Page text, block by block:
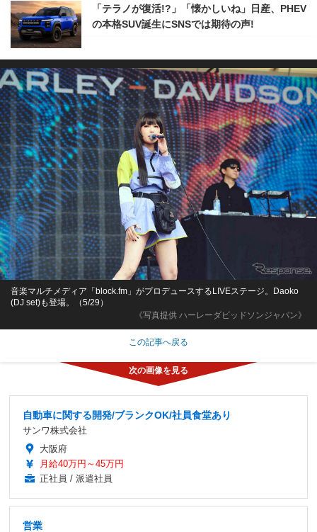
「テラノが復活!?」「懐かしいね」日産、PHEV
の本格SUV誕生にSNSでは期待の声!
《写真提供 ハーレーダビッドソンジャパン》
音楽マルチメディア「block.fm」がプロデュースするLIVEステージ。Daoko
(DJ set)も登場。（5/29）
この記事へ戻る
自動車に関する開発/ブランクOK/社員食堂あり
サンワ株式会社
大阪府
月給40万円～45万円
正社員 / 派遣社員
営業